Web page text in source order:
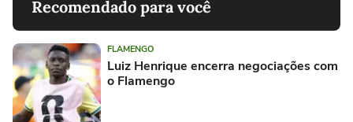
Recomendado para você
FLAMENGO
Luiz Henrique encerra negociações com
o Flamengo